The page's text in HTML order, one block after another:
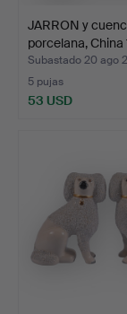
JARRON y
porcelana, China
Subastado 20 ago
5 pujas
53 USD